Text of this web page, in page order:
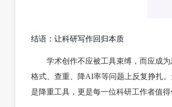
结语：让科研写作回归本质
学术创作不应被工具束缚，而应成
格式、查重、降AI率等问题上反复挣扎
是降重工具，更是每一位科研工作者值得